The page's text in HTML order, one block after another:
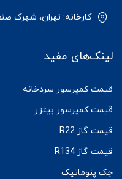
کارخانه: تهران، شهرک
لینک‌های مفید
قیمت کمپرسور سردخانه
قیمت کمپرسور بیتزر
قیمت گاز R22
قیمت گاز R134
جک پنوماتیک